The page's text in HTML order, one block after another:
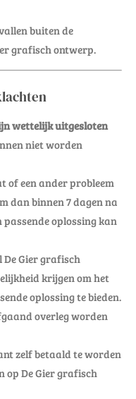
buiten de
grafisch ontwerp.
wettelijk uitgesloten
niet worden
of een ander probleem
dan binnen 7 dagen na
oplossing kan
Gier grafisch
krijgen om het
oplossing te bieden.
overleg worden
zelf betaald te worden
op De Gier grafisch